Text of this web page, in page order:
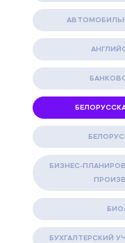
БИЗНЕС-
БУХГАЛТЕРСКИЙ